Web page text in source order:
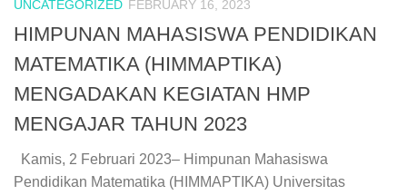
UNCATEGORIZED FEBRUARY 16, 2023
HIMPUNAN MAHASISWA PENDIDIKAN
MATEMATIKA (HIMMAPTIKA)
MENGADAKAN KEGIATAN HMP
MENGAJAR TAHUN 2023
Kamis, 2 Februari 2023– Himpunan Mahasiswa
Pendidikan Matematika (HIMMAPTIKA) Universitas